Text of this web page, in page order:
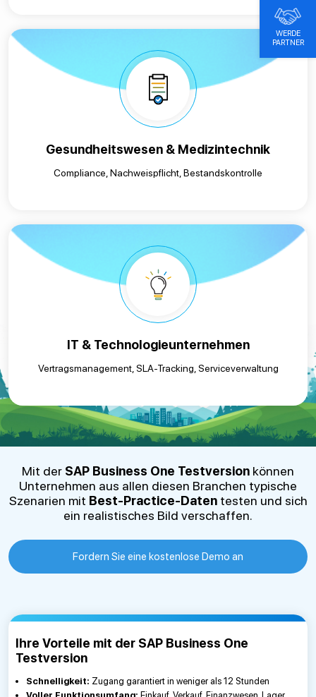
Gesundheitswesen & Medizintechnik
Compliance, Nachweispflicht, Bestandskontrolle
IT & Technologieunternehmen
Vertragsmanagement, SLA-Tracking, Serviceverwaltung
Mit der SAP Business One Testversion können
Unternehmen aus allen diesen Branchen typische
Szenarien mit Best-Practice-Datentesten und sich
ein realistisches Bild verschaffen.
Fordern Sie eine kostenlose Demo an
Ihre Vorteile mit der SAP Business One
Testversion
Schnelligkeit: Zugang garantiert in weniger als 12 Stunden
WERDE
PARTNER